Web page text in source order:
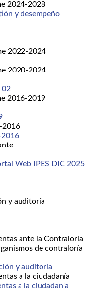
2024-2028
y desempeño
2022-2024
2020-2024
02
2016-2019
2016
2016
Web IPES DIC 2025
y auditoría
ante la Contraloría
de contraloría
y auditoría
a la ciudadanía
a la ciudadanía